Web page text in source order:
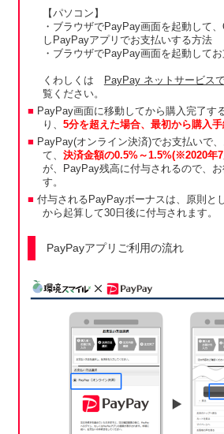
【パソコン】
・ブラウザでPayPay画面を起動して
しPayPayアプリでお支払いする方法
・ブラウザでPayPay画面を起動して
くわしくは PayPay ネットサービス
覧ください。
PayPay画面に移動してから購入完了す
り、 5分を超えた場合、最初から購入手
PayPay(オンライン決済)でお支払いで
て、 決済金額の0.5%～1.5%(※2020年
が、PayPay残高に付与されるので、
す。
付与されるPayPayボーナスは、原則と
から起算して30日後に付与されます。
PayPayアプリご利用の流れ